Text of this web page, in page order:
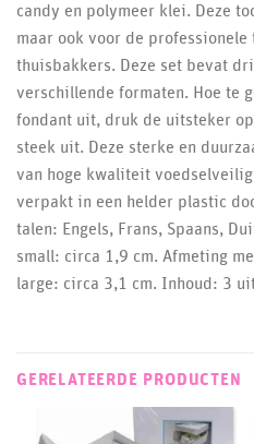
candy en polymeer klei. Deze
maar ook voor de professionele
thuisbakkers. Deze set bevat
verschillende formaten. Hoe te
fondant uit, druk de uitsteker
steek uit. Deze sterke en
van hoge kwaliteit
verpakt in een helder plastic
talen: Engels, Frans, Spaans,
small: circa 1,9 cm. Afmeting
large: circa 3,1 cm. Inhoud: 3
GERELATEERDE PRODUCTEN